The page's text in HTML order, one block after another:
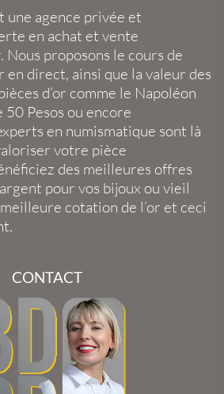
une agence privée et
en achat et vente
. Nous proposons le cours de
en direct, ainsi que la valeur des
d’or comme le Napoléon
50 Pesos ou encore
en numismatique sont là
votre pièce
des meilleures offres
pour vos bijoux ou vieil
meilleure cotation de l’or et ceci
CONTACT